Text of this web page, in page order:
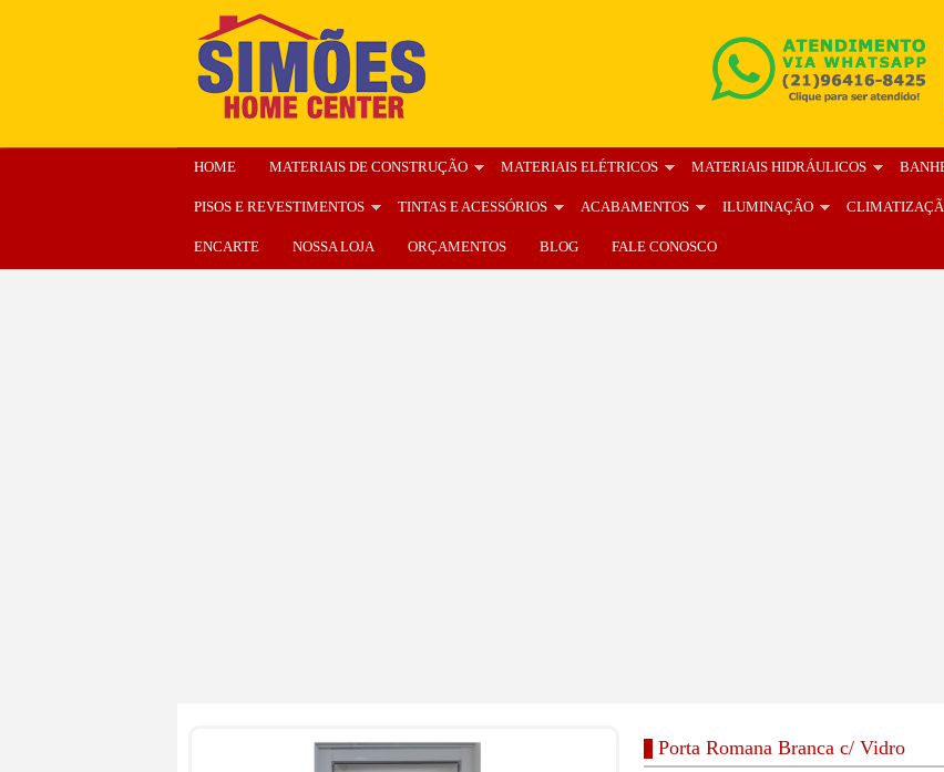
HOME MATERIAIS DE CONSTRUÇÃO MATERIAIS ELÉTRICOS MATERIAIS HIDRÁULICOS
PISOS E REVESTIMENTOS TINTAS E ACESSÓRIOS ACABAMENTOS ILUMINAÇÃO
ENCARTE NOSSA LOJA ORÇAMENTOS BLOG FALE CONOSCO
Porta Romana Branca c/ Vidro